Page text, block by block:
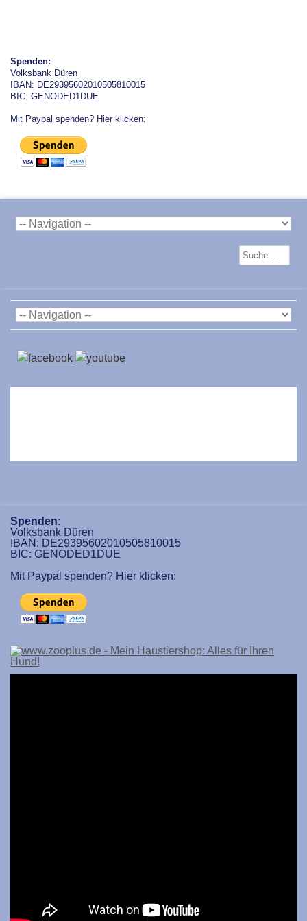
Spenden:
Volksbank Düren
IBAN: DE29395602010505810015
BIC: GENODED1DUE
Mit Paypal spenden? Hier klicken:
Spenden:
Volksbank Düren
IBAN: DE29395602010505810015
BIC: GENODED1DUE
Mit Paypal spenden? Hier klicken: